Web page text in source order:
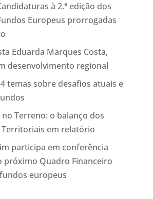
à 2.ª edição dos
Europeus prorrogadas
Eduarda Marques Costa,
desenvolvimento regional
temas sobre desafios atuais e
Terreno: o balanço dos
em relatório
participa em conferência
próximo Quadro Financeiro
europeus